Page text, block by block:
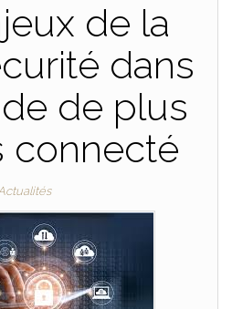
de la
dans
de plus
connecté